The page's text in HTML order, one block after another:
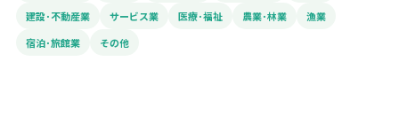
建設･不動産業
サービス業 医療･福祉 農業･林業
漁業
宿泊･旅館業
その他